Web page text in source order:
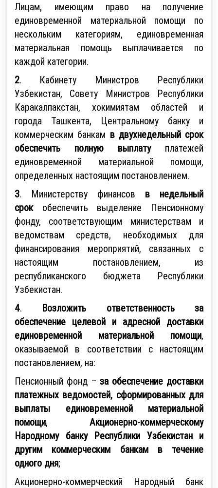
Лицам, имеющим право на получение
единовременной материальной помощи по
нескольким категориям, единовременная
материальная помощь выплачивается по
каждой категории.
2. Кабинету Министров Республики
Узбекистан, Совету Министров Республики
Каракалпакстан, хокимиятам областей и
города Ташкента, Центральному банку и
коммерческим банкам в двухнедельный срок
обеспечить полную выплату платежей
единовременной материальной помощи,
определенных настоящим постановлением.
3. Министерству финансов в недельный
срокобеспечить выделение Пенсионному
фонду, соответствующим министерствам и
ведомствам средств, необходимых для
финансирования мероприятий, связанных с
настоящим постановлением, из
республиканского бюджета Республики
Узбекистан.
4. Возложить ответственность за
обеспечение целевой и адресной доставки
единовременной материальной помощи,
оказываемой в соответствии с настоящим
постановлением, на:
Пенсионный фонд –за обеспечение доставки
платежных ведомостей, сформированных для
выплаты единовременной материальной
помощи, Акционерно-коммерческому
Народному банку Республики Узбекистан и
другим коммерческим банкам
в течение
одного дня;
Акционерно-коммерческий Народный банк